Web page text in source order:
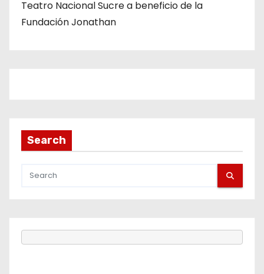
Teatro Nacional Sucre a beneficio de la
Fundación Jonathan
Search